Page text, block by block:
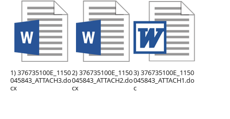
1) 376735100E_1150
045843_ATTACH3.do
cx
2) 376735100E_1150
045843_ATTACH2.do
cx
3) 376735100E_1150
045843_ATTACH1.do
c